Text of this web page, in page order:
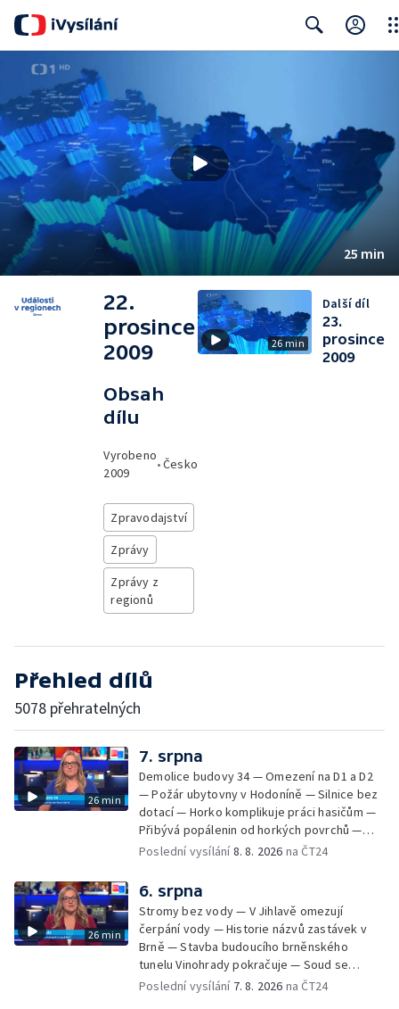
25 min
22.
prosince
2009
Obsah
dílu
Vyrobeno
2009
•Česko
Zpravodajství
Zprávy
Zprávy z
regionů
26 min
Další díl
23.
prosince
2009
Přehled dílů
5078 přehratelných
26 min
7. srpna
Demolice budovy 34 — Omezení na D1 a D2
— Požár ubytovny v Hodoníně — Silnice bez
dotací — Horko komplikuje práci hasičům —
Přibývá popálenin od horkých povrchů —
Začíná prodej burčáku — Vedra komplikují
Poslední vysílání8. 8. 2026 na ČT24
26 min
6. srpna
Stromy bez vody — V Jihlavě omezují
čerpání vody — Historie názvů zastávek v
Brně — Stavba budoucího brněnského
tunelu Vinohrady pokračuje — Soud se
žhářem zlínského baru — Odložení bourání
Poslední vysílání 7. 8. 2026 na ČT24